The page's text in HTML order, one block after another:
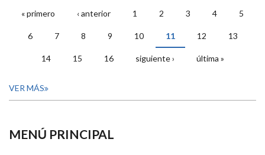
PÁGINAS
« primero ‹ anterior 1 2 3 4 5
6 7 8 9 10 11 12 13
14 15 16 siguiente › última »
VER MÁS
MENÚ PRINCIPAL